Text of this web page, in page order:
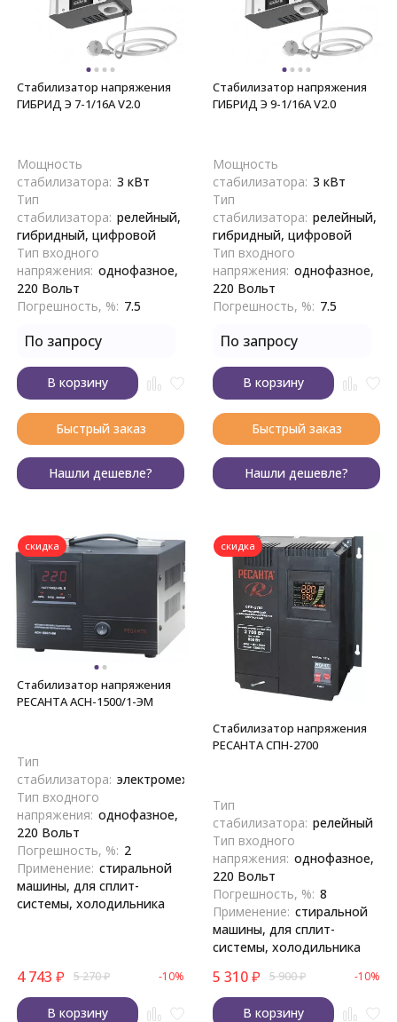
Стабилизатор напряжения
ГИБРИД Э 7-1/16A V2.0
Мощность
стабилизатора: 3 кВт
Тип
стабилизатора: релейный,
гибридный, цифровой
Тип входного
напряжения: однофазное,
220 Вольт
Погрешность, %: 7.5
По запросу
В корзину
Быстрый заказ
Нашли дешевле?
Стабилизатор напряжения
ГИБРИД Э 9-1/16A V2.0
Мощность
стабилизатора: 3 кВт
Тип
стабилизатора: релейный,
гибридный, цифровой
Тип входного
напряжения: однофазное,
220 Вольт
Погрешность, %: 7.5
По запросу
В корзину
Быстрый заказ
Нашли дешевле?
скидка
Стабилизатор напряжения
РЕСАНТА АСН-1500/1-ЭМ
Тип
стабилизатора: электромеханический
Тип входного
напряжения: однофазное,
220 Вольт
Погрешность, %: 2
Применение: стиральной
машины, для сплит-
системы, холодильника
4 743 ₽ 5 270₽ -10%
В корзину
скидка
Cтабилизатор напряжения
РЕСАНТА СПН-2700
Тип
стабилизатора: релейный
Тип входного
напряжения: однофазное,
220 Вольт
Погрешность, %: 8
Применение: стиральной
машины, для сплит-
системы, холодильника
5 310₽ 5 900₽ -10%
В корзину